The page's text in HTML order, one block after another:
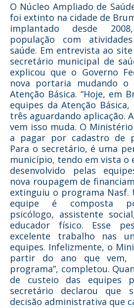
O Núcleo Ampliado de
foi extinto na cidade de
implantado desde
população com
saúde. Em entrevista ao
secretário municipal de
explicou que o Governo
nova portaria mudando o
Atenção Básica. “Hoje, em
equipes da Atenção Básica,
três aguardando aplicação.
vem isso muda. O
a pagar por cadastro de
Para o secretário, é uma
município, tendo em vista o
desenvolvido pelas
nova roupagem de
extinguiu o programa Nasf.
equipe é composta
psicólogo, assistente
educador físico. Esse
excelente trabalho nas
equipes. Infelizmente, o
partir do ano que vem,
programa”, completou.
de custeio das equipes
secretário declarou que
decisão administrativa que